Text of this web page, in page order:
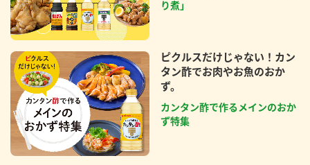
り煮」
ピクルスだけじゃない！カン
タン酢でお肉やお魚のおか
ず。
カンタン酢で作るメインのおか
ず特集